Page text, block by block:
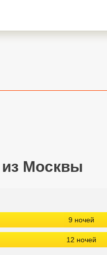
Москвы
9 ночей
12 ночей